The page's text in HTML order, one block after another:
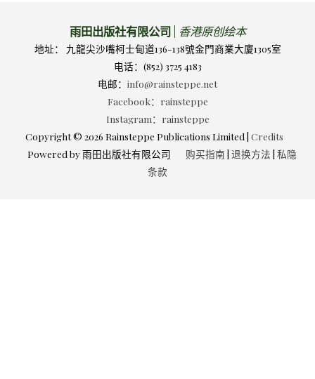
雨田出版社有限公司| 香港原创绘本
地址： 九龍尖沙嘴柯士甸道136-138號金門商業大廈1305室
电话：(852) 3725 4183
电邮： info@rainsteppe.net
Facebook：rainsteppe
Instagram：rainsteppe
Copyright © 2026 Rainsteppe Publications Limited | Credits
Powered by 雨田出版社有限公司 购买指南 | 退换方法 | 私隐
条款